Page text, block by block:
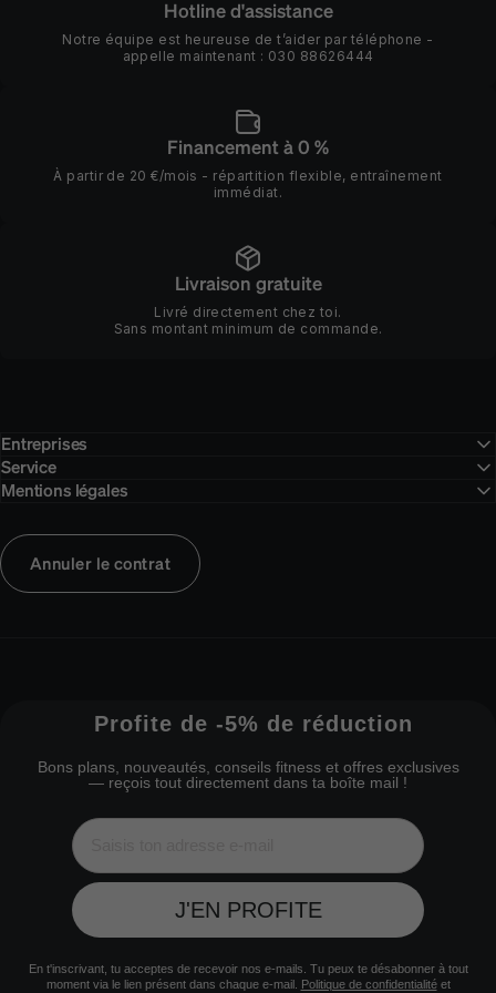
Hotline d'assistance
Notre équipe est heureuse de t’aider par téléphone -
appelle maintenant : 030 88626444
Financement à 0 %
À partir de 20 €/mois - répartition flexible, entraînement
immédiat.
Livraison gratuite
Livré directement chez toi.
Sans montant minimum de commande.
Entreprises
Service
Mentions légales
Annuler le contrat
Profite de -5% de réduction
Bons plans, nouveautés, conseils fitness et offres exclusives
— reçois tout directement dans ta boîte mail !
J'EN PROFITE
En t'inscrivant, tu acceptes de recevoir nos e-mails. Tu peux te désabonner à tout
moment via le lien présent dans chaque e-mail. Politique de confidentialitéet